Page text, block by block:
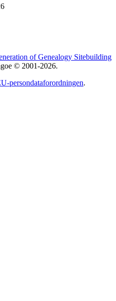
of Genealogy Sitebuilding
© 2001-2026.
persondataforordningen.